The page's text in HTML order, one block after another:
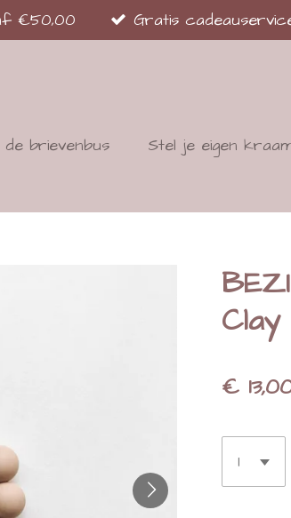
€50,00 Gratis
brievenbus Stel je eigen
Clay
€